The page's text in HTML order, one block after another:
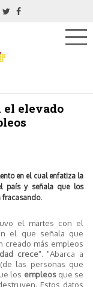
el elevado
en el cual enfatiza la
país y señala que los
fracasando.
el martes con el
el que señala que
creado más empleos
crece". "Abarca a
las personas que
los empleosque se
Estos datos